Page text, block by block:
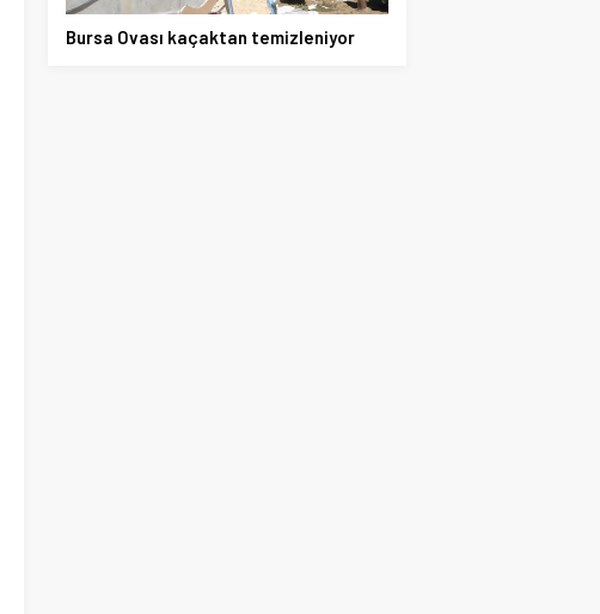
Bursa Ovası kaçaktan temizleniyor